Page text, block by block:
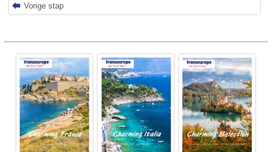
Vorige stap